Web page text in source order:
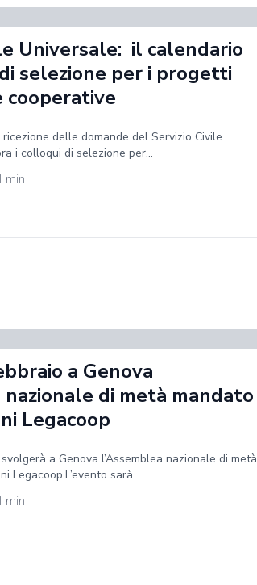
Universale: il calendario
selezione per i progetti
delle domande del Servizio Civile
i colloqui di selezione per...
min
a Genova
nazionale di metà mandato
Legacoop
a Genova l’Assemblea nazionale di metà
Legacoop.L’evento sarà...
min